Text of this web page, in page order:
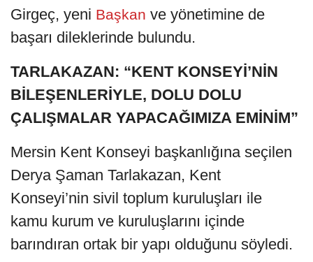
Girgeç, yeni Başkan ve yönetimine de
başarı dileklerinde bulundu.
TARLAKAZAN: “KENT KONSEYİ’NİN
BİLEŞENLERİYLE, DOLU DOLU
ÇALIŞMALAR YAPACAĞIMIZA EMİNİM”
Mersin Kent Konseyi başkanlığına seçilen
Derya Şaman Tarlakazan, Kent
Konseyi’nin sivil toplum kuruluşları ile
kamu kurum ve kuruluşlarını içinde
barındıran ortak bir yapı olduğunu söyledi.